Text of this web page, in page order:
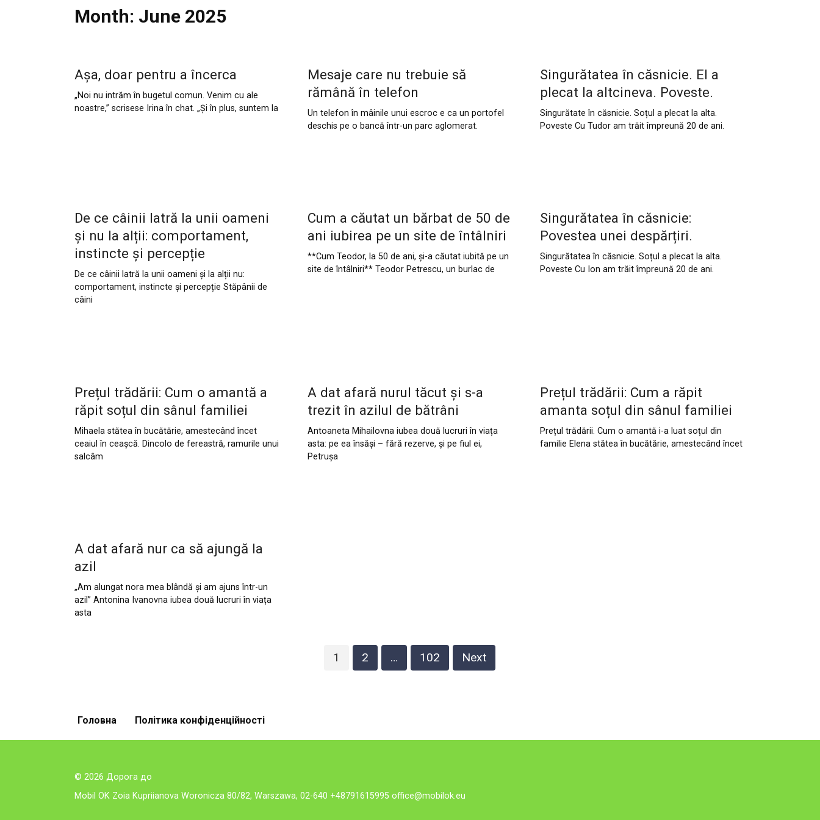
Month: June 2025
Așa, doar pentru a încerca
„Noi nu intrăm în bugetul comun. Venim cu ale
noastre,” scrisese Irina în chat. „Și în plus, suntem la
Mesaje care nu trebuie să
rămână în telefon
Un telefon în mâinile unui escroc e ca un portofel
deschis pe o bancă într-un parc aglomerat.
Singurătatea în căsnicie. El a
plecat la altcineva. Poveste.
Singurătate în căsnicie. Soțul a plecat la alta.
Poveste Cu Tudor am trăit împreună 20 de ani.
De ce câinii latră la unii oameni
și nu la alții: comportament,
instincte și percepție
De ce câinii latră la unii oameni și la alții nu:
comportament, instincte și percepție Stăpânii de
câini
Cum a căutat un bărbat de 50 de
ani iubirea pe un site de întâlniri
**Cum Teodor, la 50 de ani, și-a căutat iubită pe un
site de întâlniri** Teodor Petrescu, un burlac de
Singurătatea în căsnicie:
Povestea unei despărțiri.
Singurătatea în căsnicie. Soțul a plecat la alta.
Poveste Cu Ion am trăit împreună 20 de ani.
Prețul trădării: Cum o amantă a
răpit soțul din sânul familiei
Mihaela stătea în bucătărie, amestecând încet
ceaiul în ceașcă. Dincolo de fereastră, ramurile unui
salcâm
A dat afară nurul tăcut și s-a
trezit în azilul de bătrâni
Antoaneta Mihailovna iubea două lucruri în viața
asta: pe ea însăși – fără rezerve, și pe fiul ei,
Petrușa
Prețul trădării: Cum a răpit
amanta soțul din sânul familiei
Prețul trădării. Cum o amantă i-a luat soțul din
familie Elena stătea în bucătărie, amestecând încet
A dat afară nur ca să ajungă la
azil
„Am alungat nora mea blândă și am ajuns într-un
azil” Antonina Ivanovna iubea două lucruri în viața
asta
1 2 … 102 Next
Головна Політика конфіденційності
© 2026 Дорога до
Mobil OK Zoia Kupriianova Woronicza 80/82, Warszawa, 02-640 +48791615995 office@mobilok.eu